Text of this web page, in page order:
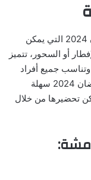
تعتبر فطائر السبانخ من أشهى وصفات رمضان 2024 التي يمكن
أو السحور، تتميز
وتناسب جميع أفراد
العائلة، كما أنها تدخل ضمن أفضل وصفات رمضان 2024 سهلة
تحضيرها من خلال